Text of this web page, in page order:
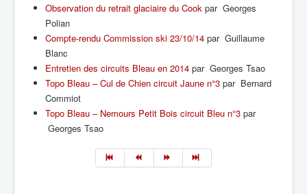
Observation du retrait glaciaire du Cook par Georges
Polian
Compte-rendu Commission ski 23/10/14 par Guillaume
Blanc
Entretien des circuits Bleau en 2014 par Georges Tsao
Topo Bleau – Cul de Chien circuit Jaune n°3 par Bernard
Commiot
Topo Bleau – Nemours Petit Bois circuit Bleu n°3 par
Georges Tsao